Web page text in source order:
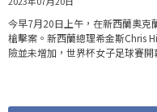
今早7月20日上午，在新西蘭奧克
槍擊案。新西蘭總理希金斯Chris
險並未增加，世界杯女子足球賽開